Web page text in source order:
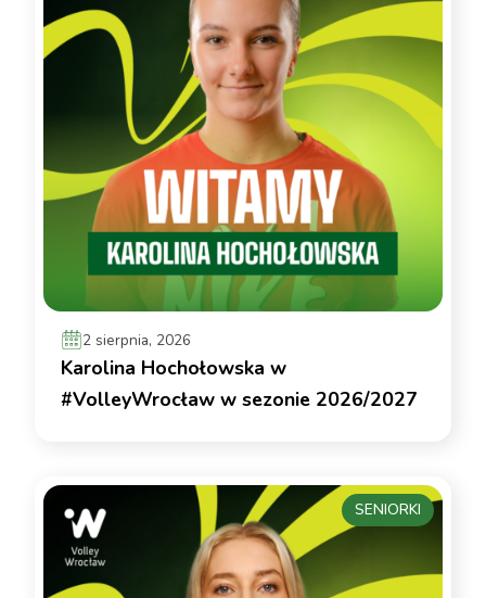
2 sierpnia, 2026
Karolina Hochołowska w
#VolleyWrocław w sezonie 2026/2027
SENIORKI